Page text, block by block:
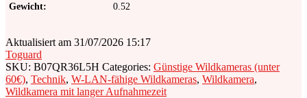
Gewicht 0.52
Aktualisiert am 31/07/2026 15:17
Toguard
SKU: B07QR36L5H Categories: Günstige Wildkameras (unter
60€), Technik, W-LAN-fähige Wildkameras, Wildkamera,
Wildkamera mit langer Aufnahmezeit